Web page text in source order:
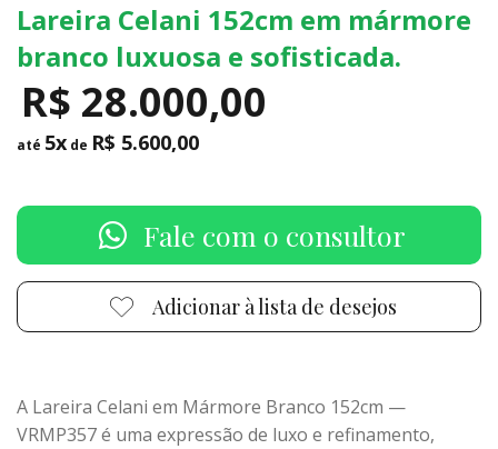
Lareira Celani 152cm em mármore
branco luxuosa e sofisticada.
R$ 28.000,00
até 5x de R$ 5.600,00
Fale com o consultor
Adicionar à lista de desejos
A Lareira Celani em Mármore Branco 152cm —
VRMP357 é uma expressão de luxo e refinamento,